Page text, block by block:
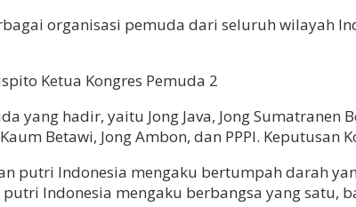
organisasi pemuda dari seluruh wilayah
yang hadir, yaitu Jong Java, Jong Sumatranen
Betawi, Jong Ambon, dan PPPI. Keputusan
putri Indonesia mengaku bertumpah darah
Indonesia mengaku berbangsa yang satu,